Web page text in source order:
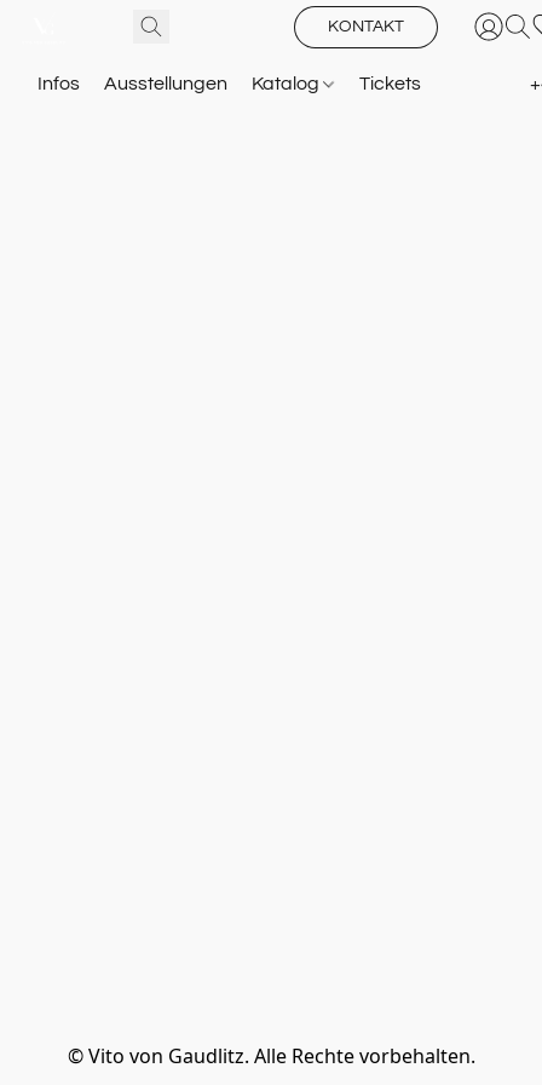
KONTAKT
Infos Ausstellungen Katalog Tickets
© Vito von Gaudlitz. Alle Rechte vorbehalten.